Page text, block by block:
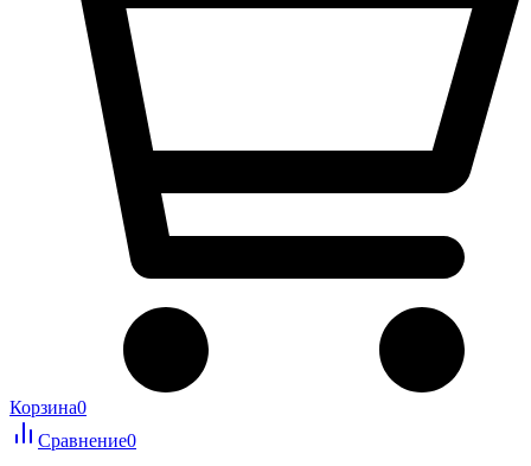
Корзина0
Сравнение0